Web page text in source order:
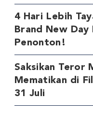
4 Hari Lebih
Brand New
Penonton!
Saksikan Teror
Mematikan di
31 Juli